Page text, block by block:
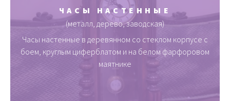
ЧАСЫ НАСТЕННЫЕ
(металл, дерево, заводская)
Часы настенные в деревянном со стеклом корпусе с
боем, круглым циферблатом и на белом фарфоровом
маятнике